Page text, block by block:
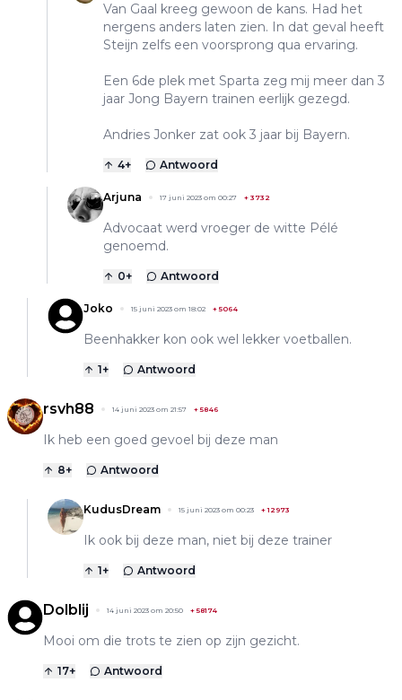
Van Gaal kreeg gewoon de kans. Had het
nergens anders laten zien. In dat geval heeft
Steijn zelfs een voorsprong qua ervaring.
Een 6de plek met Sparta zeg mij meer dan 3
jaar Jong Bayern trainen eerlijk gezegd.
Andries Jonker zat ook 3 jaar bij Bayern.
4+ Antwoord
Arjuna 17 juni 2023 om 00:27 + 3732
Advocaat werd vroeger de witte Pélé
genoemd.
0+ Antwoord
Joko 15 juni 2023 om 18:02 +5064
Beenhakker kon ook wel lekker voetballen.
1+ Antwoord
rsvh88 14 juni 2023 om 21:57 +5846
Ik heb een goed gevoel bij deze man
8+ Antwoord
KudusDream 15 juni 2023 om 00:23 +12973
Ik ook bij deze man, niet bij deze trainer
1+ Antwoord
Dolblij 14 juni 2023 om 20:50 +58174
Mooi om die trots te zien op zijn gezicht.
17+ Antwoord